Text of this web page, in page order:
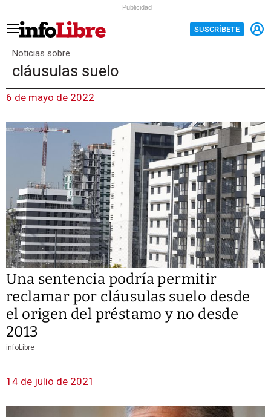
Publicidad
SUSCRÍBETE
Noticias sobre
cláusulas suelo
6 de mayo de 2022
Una sentencia podría permitir
reclamar por cláusulas suelo desde
el origen del préstamo y no desde
2013
infoLibre
14 de julio de 2021